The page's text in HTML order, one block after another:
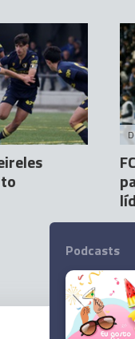
Podcasts